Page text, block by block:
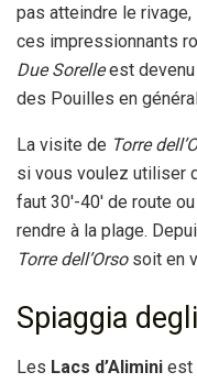
pas atteindre le
ces impressionnants
Due Sorelleest
des Pouilles en
La visite de Torre
si vous voulez utiliser
faut 30′-40′ de route
rendre à la plage.
Torre dell’Orso soit en
Spiaggia
Les Lacs d’Alimini est